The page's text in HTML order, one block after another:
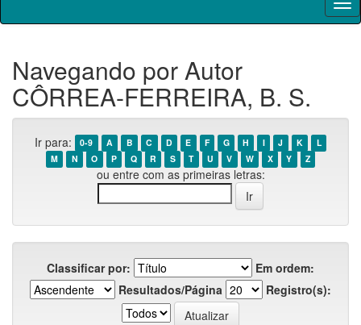
Navegando por Autor
CÔRREA-FERREIRA, B. S.
Ir para: 0-9 A B C D E F G H I J K
L
M
N O P Q R S T U V W X Y Z
ou entre com as primeiras letras:
Classificar por:
Em ordem:
Resultados/Página
Registro(s):